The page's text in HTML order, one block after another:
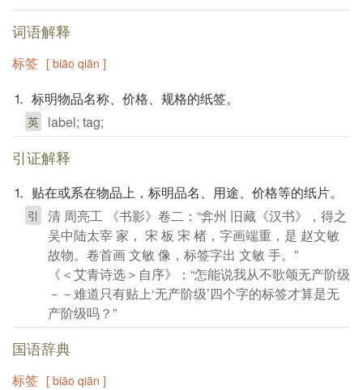
词语解释
标签 [ biāo qiān ]
⒈ 标明物品名称、价格、规格的纸签。
英 label; tag;
引证解释
⒈ 贴在或系在物品上，标明品名、用途、价格等的纸片。
引
清 周亮工 《书影》卷二：“弇州 旧藏《汉书》，得之
吴中陆太宰 家， 宋 板 宋 楮，字画端重，是 赵文敏
故物。卷首画 文敏 像，标签字出 文敏 手。”
《＜艾青诗选＞自序》：“怎能说我从不歌颂无产阶级
－－难道只有贴上‘无产阶级’四个字的标签才算是无
产阶级吗？”
国语辞典
标签 [ biāo qiān ]